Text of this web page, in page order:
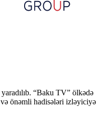
“Baku TV” ölkədə
önəmli hadisələri izləyiciyə